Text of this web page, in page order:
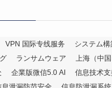
VPN 国际专线服务
システム
ランサムウェア 上海（中国
企業版微信5.0 AI 信息技术